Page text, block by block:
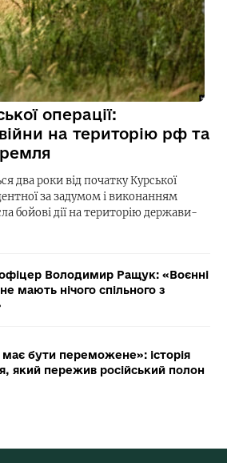
операції:
на територію рф та
два роки від початку Курської
за задумом і виконанням
бойові дії на територію держави-
Володимир Ращук: «Воєнні
мають нічого спільного з
бути переможене»: історія
який пережив російський полон